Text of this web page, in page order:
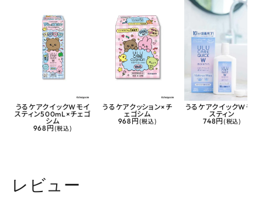
うるケアクイックWモイ
スティン500mL×チェゴ
シム
968円 (税込)
うるケアクッション×チ
ェゴシム
968円 (税込)
うるケアクイックWモイ
スティン
748円 (税込)
レビュー